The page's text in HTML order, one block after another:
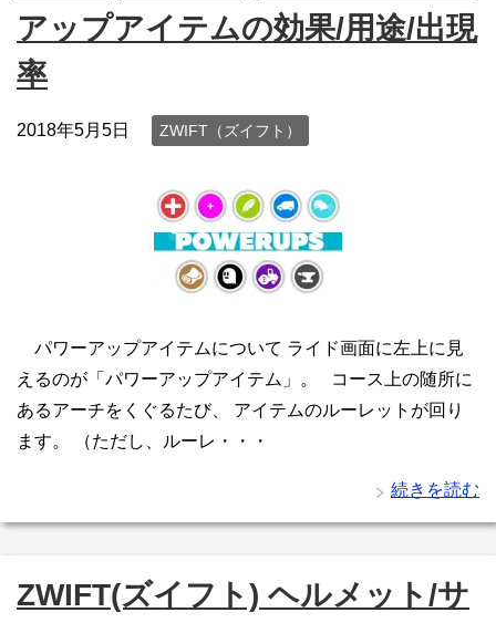
アップアイテムの効果/用途/出現
率
2018年5月5日 ZWIFT（ズイフト）
パワーアップアイテムについて ライド画面に左上に見
えるのが「パワーアップアイテム」。 コース上の随所に
あるアーチをくぐるたび、 アイテムのルーレットが回り
ます。 （ただし、ルーレ・・・
続きを読む
ZWIFT(ズイフト) ヘルメット/サ